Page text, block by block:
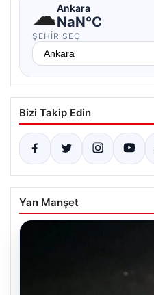
☁Ankara
NaN°C
ŞEHIR SEÇ
Bizi Takip Edin
Yan Manşet